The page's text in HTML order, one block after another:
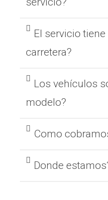
El servicio
carretera?
Los vehículos
modelo?
Como
Donde